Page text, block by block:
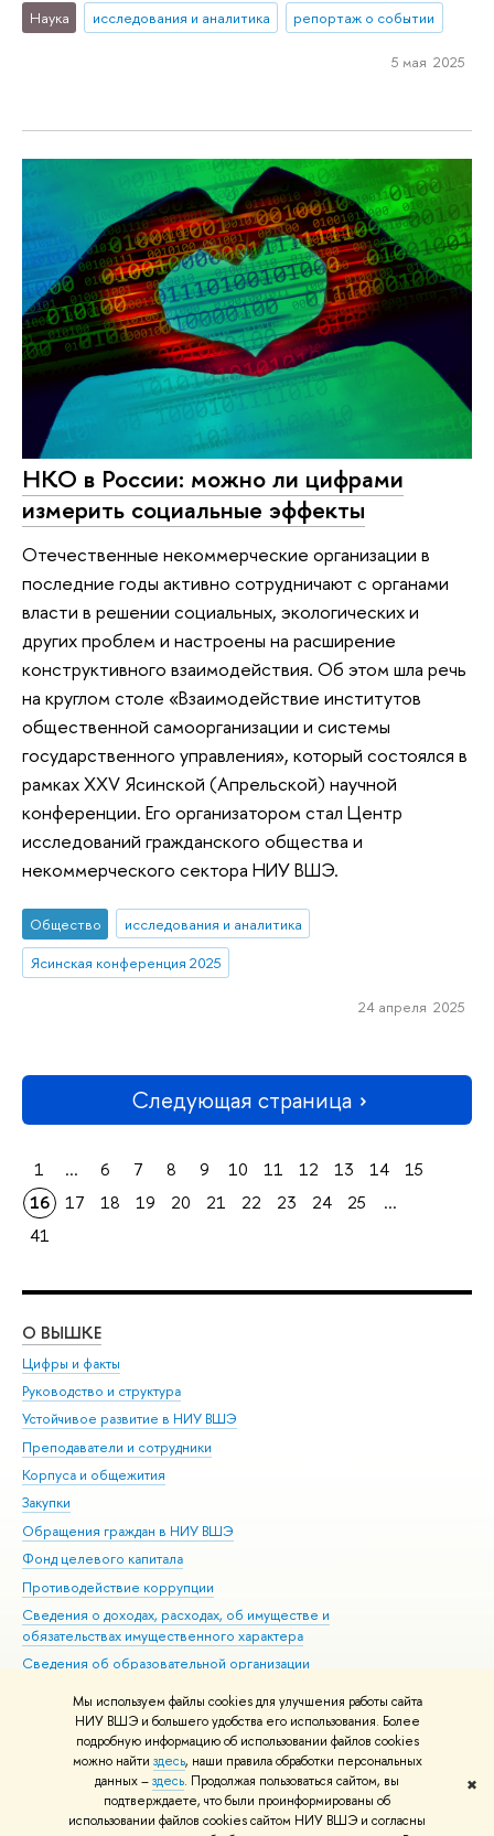
Мы используем файлы cookies для улучшения работы сайта
НИУ ВШЭ и большего удобства его использования. Более
подробную информацию об использовании файлов cookies
можно найти здесь, наши правила обработки персональных
данных –здесь. Продолжая пользоваться сайтом, вы
подтверждаете, что были проинформированы об
использовании файлов cookies сайтом НИУ ВШЭ и согласны
✖
Наука исследования и аналитика репортаж о событии
5 мая 2025
НКО в России: можно ли цифрами
измерить социальные эффекты
Отечественные некоммерческие организации в
последние годы активно сотрудничают с органами
власти в решении социальных, экологических и
других проблем и настроены на расширение
конструктивного взаимодействия. Об этом шла речь
на круглом столе «Взаимодействие институтов
общественной самоорганизации и системы
государственного управления», который состоялся в
рамках XXV Ясинской (Апрельской) научной
конференции. Его организатором стал Центр
исследований гражданского общества и
некоммерческого сектора НИУ ВШЭ.
Общество
исследования и аналитика
Ясинская конференция 2025
24 апреля 2025
Следующая страница
1 ... 6 7 8 9 10 11 12 13 14
15
16
17 18 19 20 21 22 23 24 25
...
41
О ВЫШКЕ
Цифры и факты
Руководство и структура
Устойчивое развитие в НИУ ВШЭ
Преподаватели и сотрудники
Корпуса и общежития
Закупки
Обращения граждан в НИУ ВШЭ
Фонд целевого капитала
Противодействие коррупции
Сведения о доходах, расходах, об имуществе и
обязательствах имущественного характера
Сведения об образовательной организации
Людям с ограниченными возможностями здоровья
Единая платежная страница
Работа в Вышке
© НИУ ВШЭ 1993–2026 Адреса и контакты Условия использования